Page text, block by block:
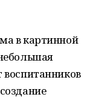
в картинной
воспитанников